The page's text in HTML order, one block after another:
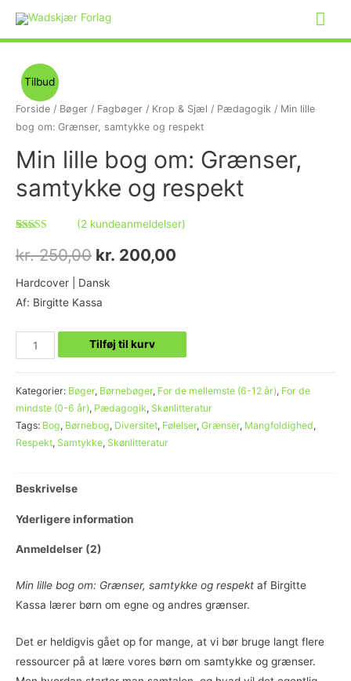
Tilbud
Forside / Bøger / Fagbøger / Krop & Sjæl / Pædagogik / Min lille
bog om: Grænser, samtykke og respekt
Min lille bog om: Grænser,
samtykke og respekt
5.00
ud af 5
baseret på
(2kundeanmeldelser)
kr.250,00 kr. 200,00
Hardcover | Dansk
Af: Birgitte Kassa
Tilføj til kurv
Kategorier: Bøger, Børnebøger, For de mellemste (6-12 år), For de
mindste (0-6 år), Pædagogik, Skønlitteratur
Tags: Bog, Børnebog, Diversitet, Følelser, Grænser, Mangfoldighed,
Respekt, Samtykke, Skønlitteratur
Beskrivelse
Yderligere information
Anmeldelser (2)
Min lille bog om: Grænser, samtykke og respekt af Birgitte
Kassa lærer børn om egne og andres grænser.
Det er heldigvis gået op for mange, at vi bør bruge langt flere
ressourcer på at lære vores børn om samtykke og grænser.